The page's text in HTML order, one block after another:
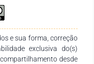
e sua forma, correção
exclusiva do(s)
desde